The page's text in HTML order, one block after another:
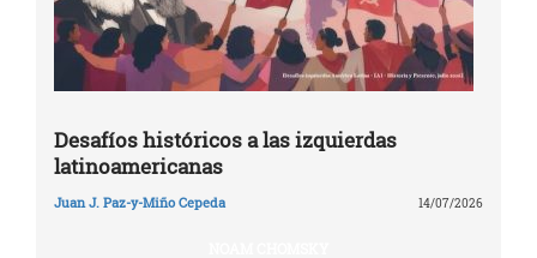
Desafíos históricos a las izquierdas
latinoamericanas
Juan J. Paz-y-Miño Cepeda 14/07/2026